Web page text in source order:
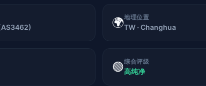
🌍地理位置
TW · Changhua
🟢综合评级
高纯净